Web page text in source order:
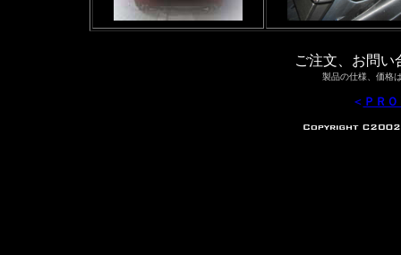
ご注文、お問い
製品の仕様、価格
＜ ＰＲ